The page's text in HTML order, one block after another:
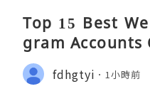
Top 15 Best
gram Accounts
fdhgtyi 1小時前